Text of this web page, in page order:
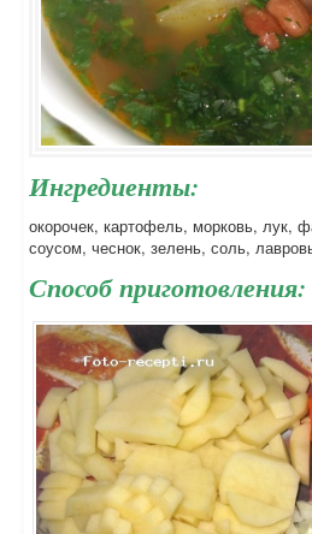
Ингредиенты:
окорочек, картофель, морковь, лук,
соусом, чеснок, зелень, соль,
Способ приготовления: